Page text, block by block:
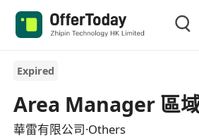
Expired
Area Manager 區
華雷有限公司·Others